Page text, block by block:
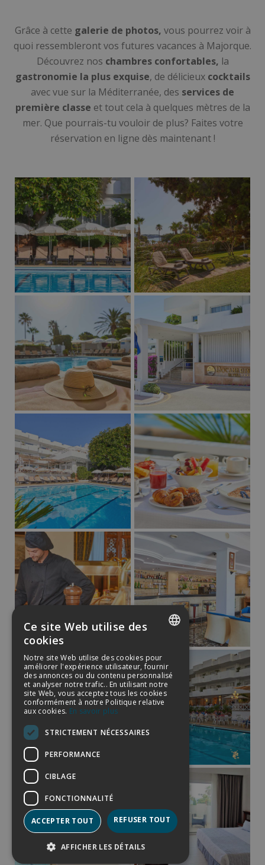
Grâce à cette galerie de photos, vous pourrez voir à
quoi ressembleront vos futures vacances à Majorque.
Découvrez nos chambres confortables, la
gastronomie la plus exquise, de délicieux cocktails
avec vue sur la Méditerranée, des services de
première classe et tout cela à quelques mètres de la
mer. Que pourrais-tu vouloir de plus? Faites votre
réservation en ligne dès maintenant !
ENGLISH
GERMAN
Ce site Web utilise des
cookies
Notre site Web utilise des cookies pour
améliorer l'expérience utilisateur, fournir
des annonces ou du contenu personnalisé
et analyser notre trafic.. En utilisant notre
site Web, vous acceptez tous les cookies
conformément à notre Politique relative
aux cookies. En savoir plus
STRICTEMENT NÉCESSAIRES
PERFORMANCE
CIBLAGE
FONCTIONNALITÉ
ACCEPTER TOUT REFUSER TOUT
AFFICHER LES DÉTAILS